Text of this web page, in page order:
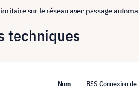
sur le réseau avec passage
techniques
Nom BSS Connexion